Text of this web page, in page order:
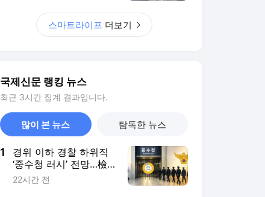
스마트라이프 더보기
국제신문 랭킹 뉴스
최근 3시간 집계 결과입니다.
많이 본 뉴스 탐독한 뉴스
1
경위 이하 경찰 하위직
‘중수청 러시’ 전망…檢
기피와 대조
22시간 전